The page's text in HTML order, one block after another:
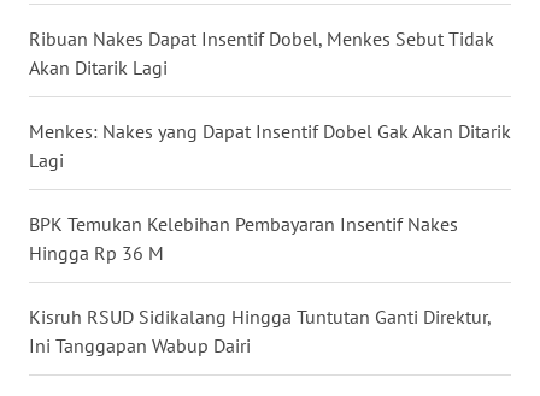
Ribuan Nakes Dapat Insentif Dobel, Menkes Sebut Tidak
Akan Ditarik Lagi
Menkes: Nakes yang Dapat Insentif Dobel Gak Akan Ditarik
Lagi
BPK Temukan Kelebihan Pembayaran Insentif Nakes
Hingga Rp 36 M
Kisruh RSUD Sidikalang Hingga Tuntutan Ganti Direktur,
Ini Tanggapan Wabup Dairi
WN
SULTENG
SULBAR
WN
BABEL